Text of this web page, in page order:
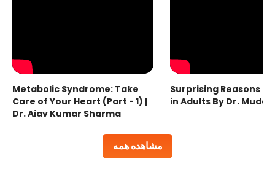
مشاهده همه
Metabolic Syndrome: Take
Care of Your Heart (Part - 1) |
Dr. Ajay Kumar Sharma
Surprising Reasons
in Adults By Dr.